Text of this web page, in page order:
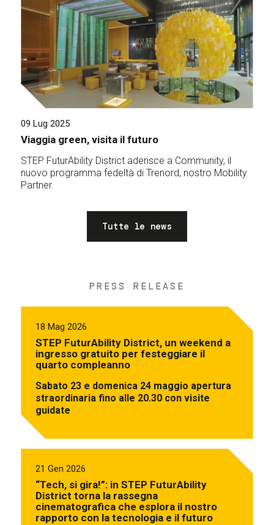
09 Lug 2025
Viaggia green, visita il futuro
STEP FuturAbility District aderisce a Community, il
nuovo programma fedeltà di Trenord, nostro Mobility
Partner.
Tutte le news
PRESS RELEASE
18 Mag 2026
STEP FuturAbility District, un weekend a
ingresso gratuito per festeggiare il
quarto compleanno
Sabato 23 e domenica 24 maggio apertura
straordinaria fino alle 20.30 con visite
guidate
21 Gen 2026
“Tech, si gira!”: in STEP FuturAbility
District torna la rassegna
cinematografica che esplora il nostro
rapporto con la tecnologia e il futuro